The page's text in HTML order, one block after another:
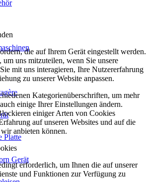
Platte
Gerät
die auf Ihrem Gerät eingestellt werden.
uns mitzuteilen, wenn Sie unsere
mit uns interagieren, Ihre Nutzererfahrung
zu unserer Website anpassen.
Kategorienüberschriften, um mehr
einige Ihrer Einstellungen ändern.
einiger Arten von Cookies
auf unseren Websites und auf die
anbieten können.
erforderlich, um Ihnen die auf unserer
und Funktionen zur Verfügung zu